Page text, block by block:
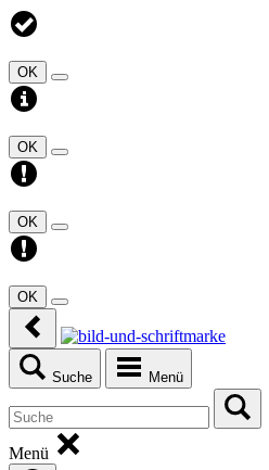
OK
OK
OK
OK
Suche Menü
Menü